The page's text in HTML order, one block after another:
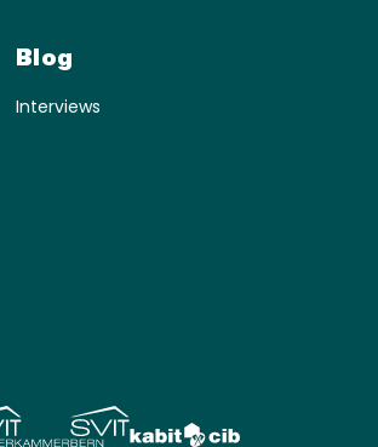
Blog
Interviews